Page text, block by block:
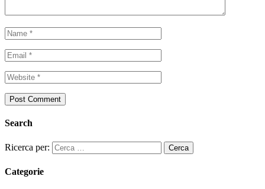
Search
Ricerca per:
Categorie